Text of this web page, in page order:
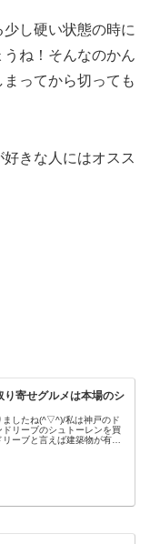
し硬い状態の時に
ね！そんなのかん
ってから切っても
きな人にはオスス
り寄せグルメは本場のシ
ましたね(^▽^)/私は神戸のド
リーブのシュトーレンを買
ーブと言えば建築物が有名